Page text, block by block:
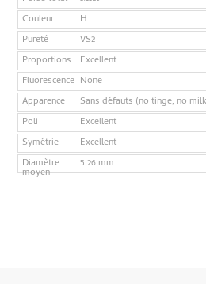
Couleur
H
Pureté
VS2
Proportions
Excellent
Fluorescence None
Apparence
Sans défauts (no tinge, no
Poli
Excellent
Symétrie
Excellent
Diamètre
moyen
5.26 mm